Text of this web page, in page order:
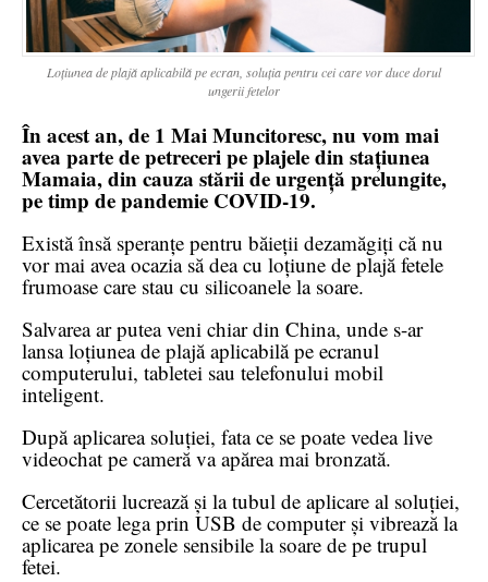
Loțiunea de plajă aplicabilă pe ecran, soluția pentru cei care vor duce dorul
ungerii fetelor
În acest an, de 1 Mai Muncitoresc, nu vom mai
avea parte de petreceri pe plajele din stațiunea
Mamaia, din cauza stării de urgență prelungite,
pe timp de pandemie COVID-19.
Există însă speranțe pentru băieții dezamăgiți că nu
vor mai avea ocazia să dea cu loțiune de plajă fetele
frumoase care stau cu silicoanele la soare.
Salvarea ar putea veni chiar din China, unde s-ar
lansa loțiunea de plajă aplicabilă pe ecranul
computerului, tabletei sau telefonului mobil
inteligent.
După aplicarea soluției, fata ce se poate vedea live
videochat pe cameră va apărea mai bronzată.
Cercetătorii lucrează și la tubul de aplicare al soluției,
ce se poate lega prin USB de computer și vibrează la
aplicarea pe zonele sensibile la soare de pe trupul
fetei.